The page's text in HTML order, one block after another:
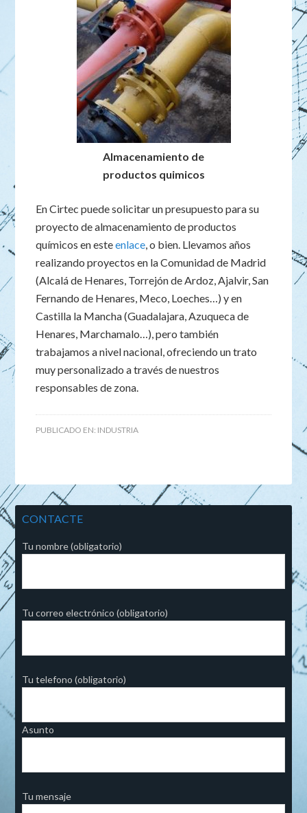
Almacenamiento de
productos quimicos
En Cirtec puede solicitar un presupuesto para su
proyecto de almacenamiento de productos
químicos en esteenlace, o bien. Llevamos años
realizando proyectos en la Comunidad de Madrid
(Alcalá de Henares, Torrejón de Ardoz, Ajalvir, San
Fernando de Henares, Meco, Loeches…) y en
Castilla la Mancha (Guadalajara, Azuqueca de
Henares, Marchamalo…), pero también
trabajamos a nivel nacional, ofreciendo un trato
muy personalizado a través de nuestros
responsables de zona.
PUBLICADO EN: INDUSTRIA
CONTACTE
Tu nombre (obligatorio)
Tu correo electrónico (obligatorio)
Tu telefono (obligatorio)
Asunto
Tu mensaje